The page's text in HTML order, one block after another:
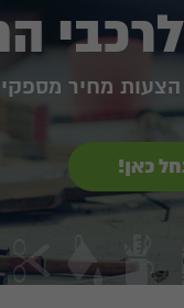
מחיר
כאן!